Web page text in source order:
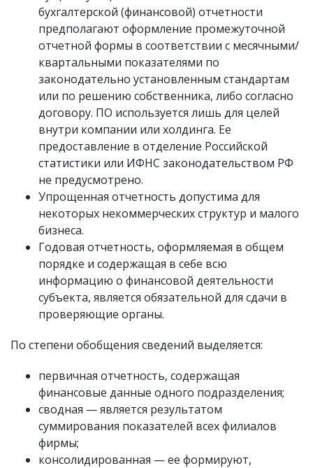
бухгалтерской (финансовой) отчетности
предполагают оформление промежуточной
отчетной формы в соответствии с месячными/
квартальными показателями по
законодательно установленным стандартам
или по решению собственника, либо согласно
договору. ПО используется лишь для целей
внутри компании или холдинга. Ее
предоставление в отделение Российской
статистики или ИФНС законодательством РФ
не предусмотрено.
Упрощенная отчетность допустима для
некоторых некоммерческих структур и малого
бизнеса.
Годовая отчетность, оформляемая в общем
порядке и содержащая в себе всю
информацию о финансовой деятельности
субъекта, является обязательной для сдачи в
проверяющие органы.
По степени обобщения сведений выделяется:
первичная отчетность, содержащая
финансовые данные одного подразделения;
сводная — является результатом
суммирования показателей всех филиалов
фирмы;
консолидированная — ее формируют,